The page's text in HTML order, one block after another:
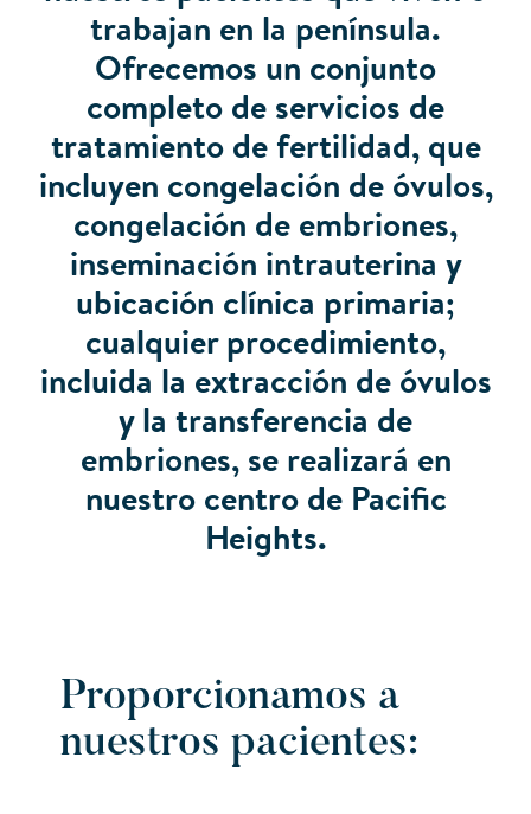
trabajan en la península.
Ofrecemos un conjunto
completo de servicios de
tratamiento de fertilidad, que
incluyen congelación de óvulos,
congelación de embriones,
inseminación intrauterina y
ubicación clínica primaria;
cualquier procedimiento,
incluida la extracción de óvulos
y la transferencia de
embriones, se realizará en
nuestro centro de Pacific
Heights.
Proporcionamos a
nuestros pacientes: